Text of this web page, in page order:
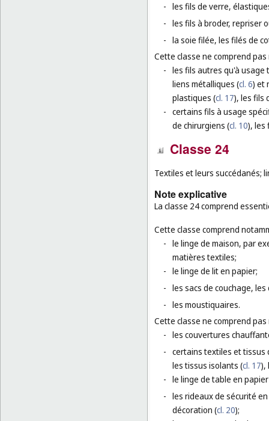
- les fils de verre,
- les fils à broder, repriser
- la soie filée, les filés de
Cette classe ne comprend
- les fils autres qu'à usage
liens métalliques (cl. 6) et
plastiques (cl. 17), les fils
- certains fils à usage
de chirurgiens (cl. 10), les
Classe 24
Textiles et leurs succédanés;
Note explicative
La classe 24 comprend
Cette classe comprend
- le linge de maison, par
matières textiles;
- le linge de lit en papier;
- les sacs de couchage,
- les moustiquaires.
Cette classe ne comprend
- les couvertures
- certains textiles et tissus
les tissus isolants (cl. 17),
- le linge de table en
- les rideaux de sécurité
décoration (cl. 20);